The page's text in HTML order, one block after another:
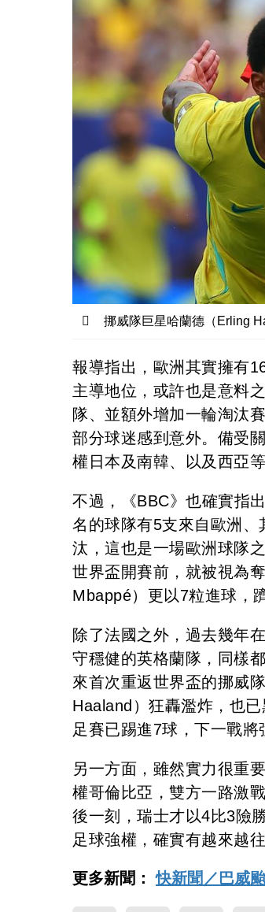
挪威隊巨星哈蘭德（Erling
報導指出，歐洲其實擁有
主導地位，或許也是意料
隊、並額外增加一輪淘汰
部分球迷感到意外。備受
權日本及南韓、以及西亞
不過，《BBC》也確實指
名的球隊有5支來自歐洲
汰，這也是一場歐洲球隊
世界盃開賽前，就被視為
Mbappé）更以7粒進球，
除了法國之外，過去幾年
守穩健的英格蘭隊，同樣
來首次重返世界盃的挪威
Haaland）狂轟濫炸，也
足賽已踢進7球，下一戰將
另一方面，雖然實力很重
權哥倫比亞，雙方一路激
後一刻，瑞士才以4比3險
足球強權，確實有越來越
更多新聞：快新聞／巴威